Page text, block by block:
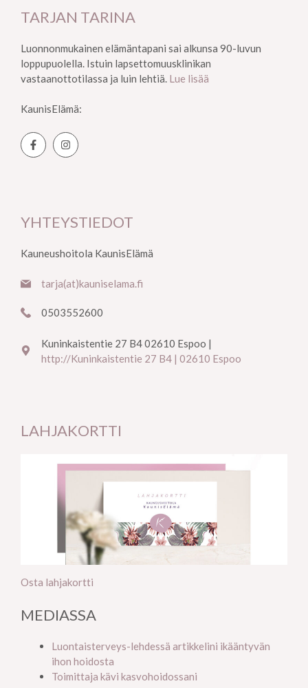
TARJAN TARINA
Luonnonmukainen elämäntapani sai alkunsa 90-luvun
loppupuolella. Istuin lapsettomuusklinikan
vastaanottotilassa ja luin lehtiä. Lue lisää
KaunisElämä:
YHTEYSTIEDOT
Kauneushoitola KaunisElämä
tarja(at)kauniselama.fi
0503552600
Kuninkaistentie 27 B4 02610 Espoo |
http://Kuninkaistentie 27 B4 | 02610 Espoo
LAHJAKORTTI
Osta lahjakortti
MEDIASSA
Luontaisterveys-lehdessä artikkelini ikääntyvän
ihon hoidosta
Toimittaja kävi kasvohoidossani